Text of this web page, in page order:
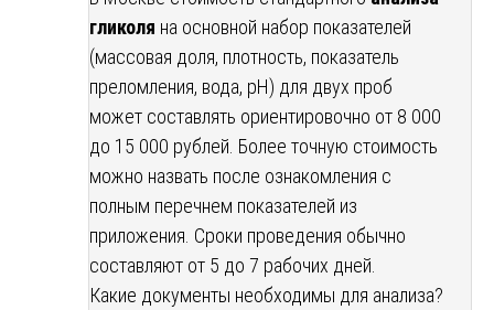
гликоля на основной набор показателей
(массовая доля, плотность, показатель
преломления, вода, pH) для двух проб
может составлять ориентировочно от 8 000
до 15 000 рублей. Более точную стоимость
можно назвать после ознакомления с
полным перечнем показателей из
приложения. Сроки проведения обычно
составляют от 5 до 7 рабочих дней.
Какие документы необходимы для анализа?